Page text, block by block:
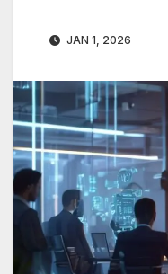
JAN 1, 2026